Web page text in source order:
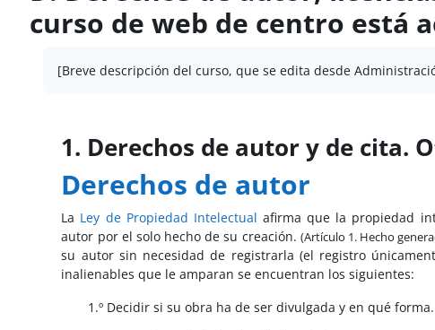
curso de web de centro está
[Breve descripción del curso, que se edita desde
1. Derechos de autor y de cita.
Derechos de autor
La Ley de Propiedad Intelectual afirma que la propiedad
autor por el solo hecho de su creación. (Artículo 1. Hecho
su autor sin necesidad de registrarla (el registro
inalienables que le amparan se encuentran los siguientes:
1.º Decidir si su obra ha de ser divulgada y en qué forma.